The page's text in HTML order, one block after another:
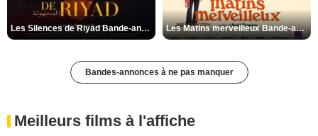
Les Silences de Riyad Bande-annonce VO STFR Les Matins merveilleux Bande-annonce VF
Bandes-annonces à ne pas manquer
Meilleurs films à l'affiche